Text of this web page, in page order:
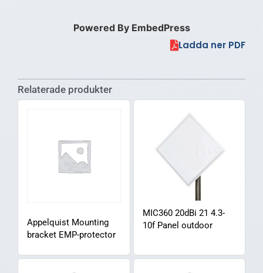
Powered By EmbedPress
Ladda ner PDF
Relaterade produkter
Appelquist Mounting
bracket EMP-protector
MIC360 20dBi 21 4.3-
10f Panel outdoor